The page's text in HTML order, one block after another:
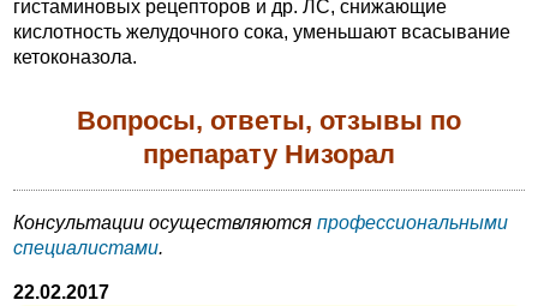
гистаминовых рецепторов и др. ЛС, снижающие
кислотность желудочного сока, уменьшают всасывание
кетоконазола.
Вопросы, ответы, отзывы по
препарату Низорал
Консультации осуществляются профессиональными
специалистами.
22.02.2017